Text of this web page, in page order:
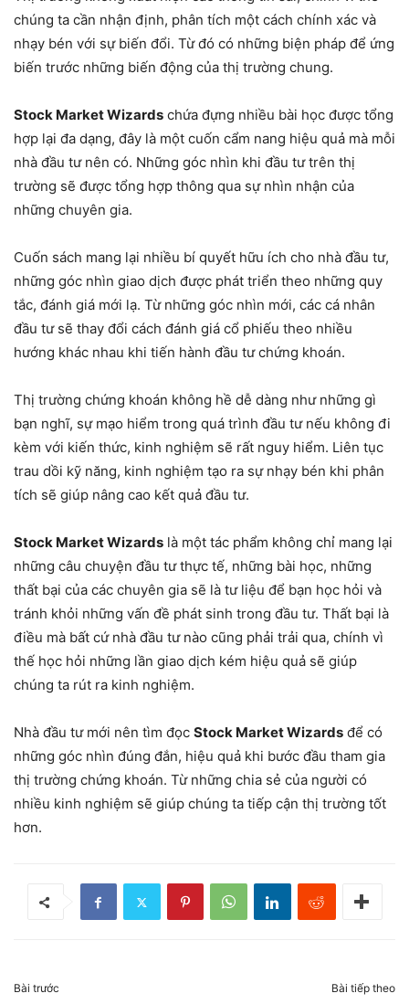
chúng ta cần nhận định, phân tích một cách chính xác và
nhạy bén với sự biến đổi. Từ đó có những biện pháp để ứng
biến trước những biến động của thị trường chung.
Stock Market Wizards chứa đựng nhiều bài học được tổng
hợp lại đa dạng, đây là một cuốn cẩm nang hiệu quả mà mỗi
nhà đầu tư nên có. Những góc nhìn khi đầu tư trên thị
trường sẽ được tổng hợp thông qua sự nhìn nhận của
những chuyên gia.
Cuốn sách mang lại nhiều bí quyết hữu ích cho nhà đầu tư,
những góc nhìn giao dịch được phát triển theo những quy
tắc, đánh giá mới lạ. Từ những góc nhìn mới, các cá nhân
đầu tư sẽ thay đổi cách đánh giá cổ phiếu theo nhiều
hướng khác nhau khi tiến hành đầu tư chứng khoán.
Thị trường chứng khoán không hề dễ dàng như những gì
bạn nghĩ, sự mạo hiểm trong quá trình đầu tư nếu không đi
kèm với kiến thức, kinh nghiệm sẽ rất nguy hiểm. Liên tục
trau dồi kỹ năng, kinh nghiệm tạo ra sự nhạy bén khi phân
tích sẽ giúp nâng cao kết quả đầu tư.
Stock Market Wizards là một tác phẩm không chỉ mang lại
những câu chuyện đầu tư thực tế, những bài học, những
thất bại của các chuyên gia sẽ là tư liệu để bạn học hỏi và
tránh khỏi những vấn đề phát sinh trong đầu tư. Thất bại là
điều mà bất cứ nhà đầu tư nào cũng phải trải qua, chính vì
thế học hỏi những lần giao dịch kém hiệu quả sẽ giúp
chúng ta rút ra kinh nghiệm.
Nhà đầu tư mới nên tìm đọc Stock Market Wizards để có
những góc nhìn đúng đắn, hiệu quả khi bước đầu tham gia
thị trường chứng khoán. Từ những chia sẻ của người có
nhiều kinh nghiệm sẽ giúp chúng ta tiếp cận thị trường tốt
hơn.
Bài trước Bài tiếp theo